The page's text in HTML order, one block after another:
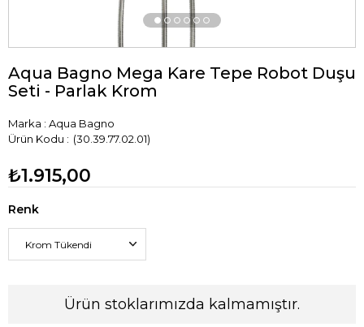
Aqua Bagno Mega Kare Tepe Robot Duşu
Seti - Parlak Krom
Marka : Aqua Bagno
(30.39.77.02.01)
₺1.915,00
Renk
Ürün stoklarımızda kalmamıştır.